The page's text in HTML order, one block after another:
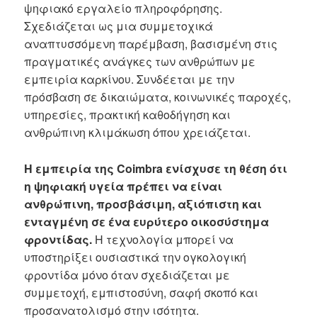
ψηφιακό εργαλείο πληροφόρησης.
Σχεδιάζεται ως μια συμμετοχικά
αναπτυσσόμενη παρέμβαση, βασισμένη στις
πραγματικές ανάγκες των ανθρώπων με
εμπειρία καρκίνου. Συνδέεται με την
πρόσβαση σε δικαιώματα, κοινωνικές παροχές,
υπηρεσίες, πρακτική καθοδήγηση και
ανθρώπινη κλιμάκωση όπου χρειάζεται.
Η εμπειρία της Coimbra ενίσχυσε τη θέση ότι
η ψηφιακή υγεία πρέπει να είναι
ανθρώπινη, προσβάσιμη, αξιόπιστη και
ενταγμένη σε ένα ευρύτερο οικοσύστημα
φροντίδας. Η τεχνολογία μπορεί να
υποστηρίξει ουσιαστικά την ογκολογική
φροντίδα μόνο όταν σχεδιάζεται με
συμμετοχή, εμπιστοσύνη, σαφή σκοπό και
προσανατολισμό στην ισότητα.